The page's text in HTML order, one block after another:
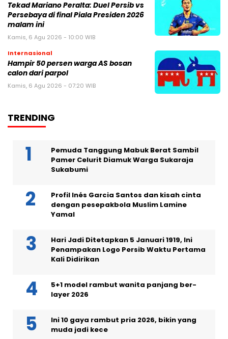
Tekad Mariano Peralta: Duel Persib vs
Persebaya di final Piala Presiden 2026
malam ini
Kamis, 6 Agu 2026 - 10:00 WIB
Internasional
Hampir 50 persen warga AS bosan
calon dari parpol
Kamis, 6 Agu 2026 - 07:20 WIB
TRENDING
Pemuda Tanggung Mabuk Berat Sambil
Pamer Celurit Diamuk Warga Sukaraja
Sukabumi
Profil Inés Garcia Santos dan kisah cinta
dengan pesepakbola Muslim Lamine
Yamal
Hari Jadi Ditetapkan 5 Januari 1919, Ini
Penampakan Logo Persib Waktu Pertama
Kali Didirikan
5+1 model rambut wanita panjang ber-
layer 2026
Ini 10 gaya rambut pria 2026, bikin yang
muda jadi kece